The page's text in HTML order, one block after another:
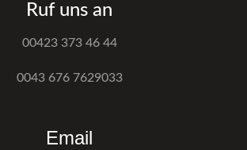
Ruf uns an
00423 373 46 44
0043 676 7629033
Email